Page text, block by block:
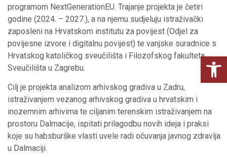
programom NextGenerationEU. Trajanje projekta je četiri
godine (2024. – 2027.), a na njemu sudjeluju istraživački
zaposleni na Hrvatskom institutu za povijest (Odjel za
povijesne izvore i digitalnu povijest) te vanjske suradnice s
Hrvatskog katoličkog sveučilišta i Filozofskog fakulteta
Sveučilišta u Zagrebu.
Cilj je projekta analizom arhivskog gradiva u Zadru,
istraživanjem vezanog arhivskog gradiva u hrvatskim i
inozemnim arhivima te ciljanim terenskim istraživanjem na
prostoru Dalmacije, ispitati prilagodbu novih ideja i praksi
koje su habsburške vlasti uvele radi očuvanja javnog zdravlja
u Dalmaciji.